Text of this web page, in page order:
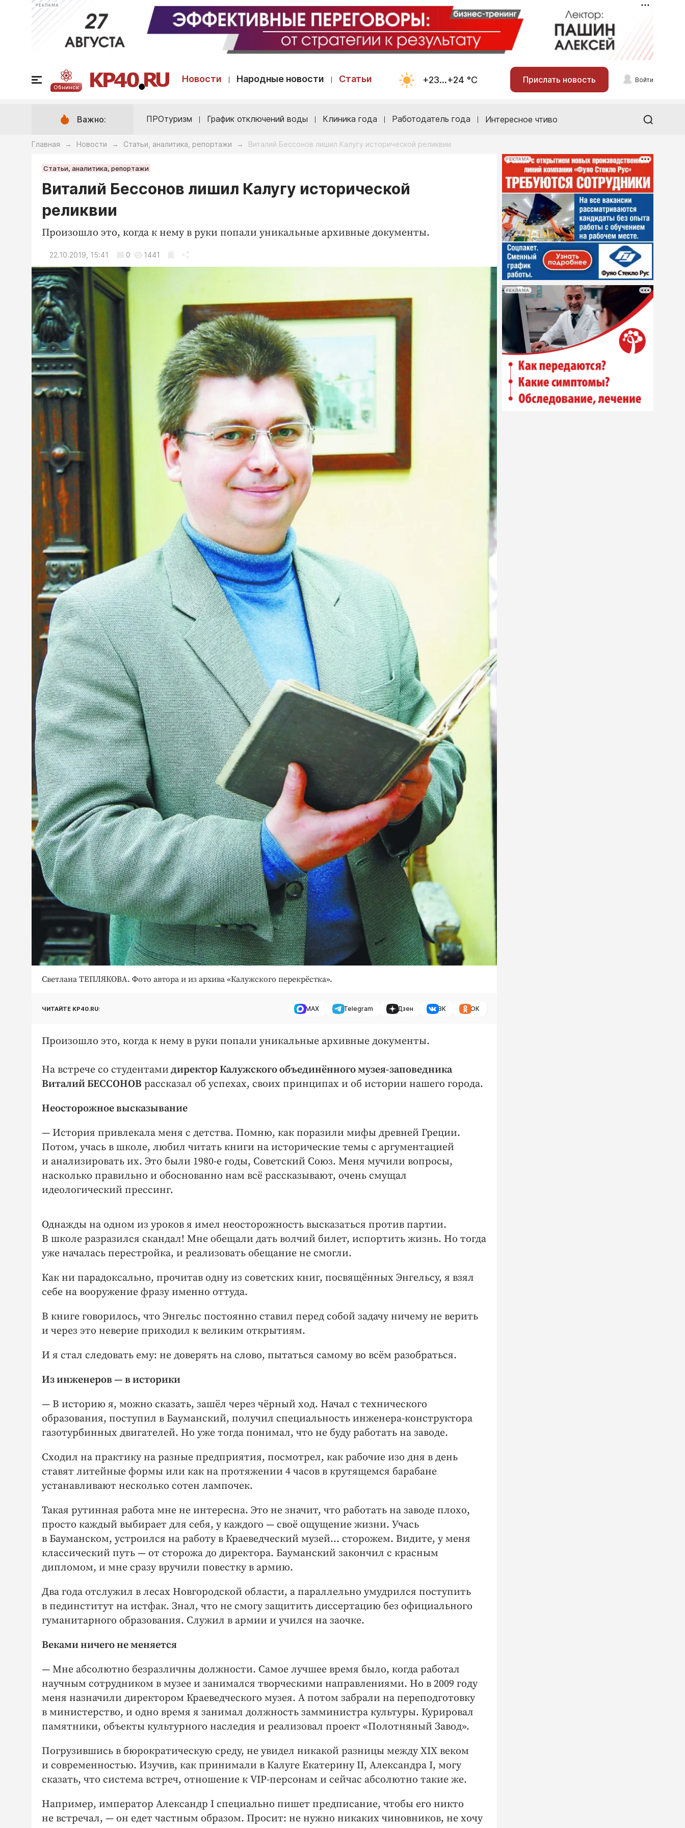
РЕКЛАМА
Обнинск
Новости Народные новости Статьи +23...+24 °С Прислать новость Войти
Важно: ПРОтуризм График отключений воды Клиника года Работодатель года Интересное чтиво
Главная → Новости → Статьи, аналитика, репортажи → Виталий Бессонов лишил Калугу исторической реликвии
Статьи, аналитика, репортажи
Виталий Бессонов лишил Калугу исторической
реликвии
Произошло это, когда к нему в руки попали уникальные архивные документы.
22.10.2019, 15:41 0 1441
Светлана ТЕПЛЯКОВА. Фото автора и из архива «Калужского перекрёстка».
ЧИТАЙТЕ KP40.RU: MAX Telegram Дзен ВК ОК
Произошло это, когда к нему в руки попали уникальные архивные документы.
На встрече со студентами директор Калужского объединённого музея-­заповедника
Виталий БЕССОНОВ рассказал об успехах, своих принципах и об истории нашего города.
Неосторожное высказывание
— История привлекала меня с детства. Помню, как поразили мифы древней Греции.
Потом, учась в школе, любил читать книги на исторические темы с аргументацией
и анализировать их. Это были 1980-е годы, Советский Союз. Меня мучили вопросы,
насколько правильно и обоснованно нам всё рассказывают, очень смущал
идеологический прессинг.
Однажды на одном из уроков я имел неосторожность высказаться против партии.
В школе разразился скандал! Мне обещали дать волчий билет, испортить жизнь. Но тогда
уже началась перестройка, и реализовать обещание не смогли.
Как ни парадоксально, прочитав одну из советских книг, посвящённых Энгельсу, я взял
себе на вооружение фразу именно оттуда.
В книге говорилось, что Энгельс постоянно ставил перед собой задачу ничему не верить
и через это неверие приходил к великим открытиям.
И я стал следовать ему: не доверять на слово, пытаться самому во всём разобраться.
Из инженеров — ​в историки
— В историю я, можно сказать, зашёл через чёрный ход. Начал с технического
образования, поступил в Бауманский, получил специальность инженера-­конструктора
газотурбинных двигателей. Но уже тогда понимал, что не буду работать на заводе.
Сходил на практику на разные предприятия, посмотрел, как рабочие изо дня в день
ставят литейные формы или как на протяжении 4 часов в крутящемся барабане
устанавливают несколько сотен лампочек.
Такая рутинная работа мне не интересна. Это не значит, что работать на заводе плохо,
просто каждый выбирает для себя, у каждого — ​своё ощущение жизни. Учась
в Бауманском, устроился на работу в Краеведческий музей… сторожем. Видите, у меня
классический путь — ​от сторожа до директора. Бауманский закончил с красным
дипломом, и мне сразу вручили повестку в армию.
Два года отслужил в лесах Новгородской области, а параллельно умудрился поступить
в пединститут на истфак. Знал, что не смогу защитить диссертацию без официального
гуманитарного образования. Служил в армии и учился на заочке.
Веками ничего не меняется
— Мне абсолютно безразличны должности. Самое лучшее время было, когда работал
научным сотрудником в музее и занимался творческими направлениями. Но в 2009 году
меня назначили директором Краеведческого музея. А потом забрали на переподготовку
в министерство, и одно время я занимал должность замминистра культуры. Курировал
памятники, объекты культурного наследия и реализовал проект «Полотняный Завод».
Погрузившись в бюрократическую среду, не увидел никакой разницы между ХIХ веком
и современностью. Изучив, как принимали в Калуге Екатерину II, Александра I, могу
сказать, что система встреч, отношение к VIP‑персонам и сейчас абсолютно такие же.
Например, император Александр I специально пишет предписание, чтобы его никто
не встречал, — он едет частным образом. Просит: не нужно никаких чиновников, не хочу
РЕКЛАМА
РЕКЛАМА